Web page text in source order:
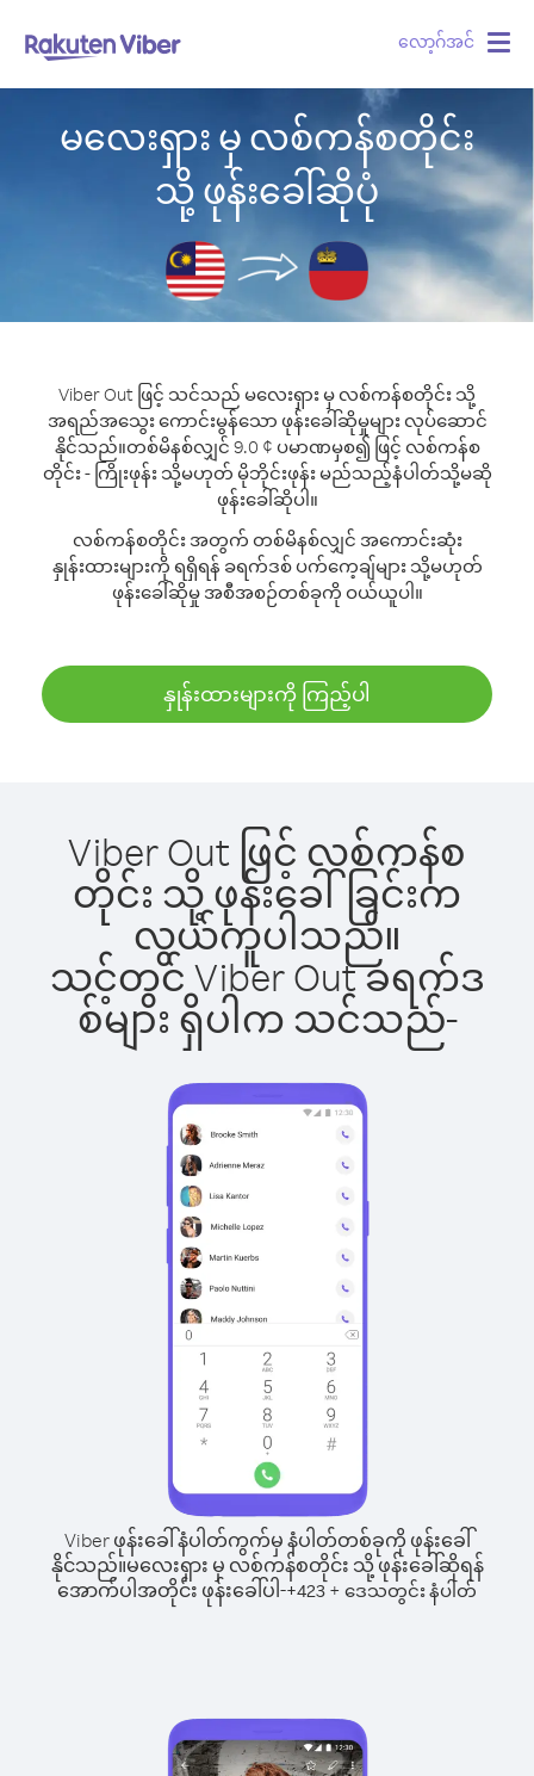
လော့ဂ်အင်
မလေးရှား မှ လစ်ကန်စတိုင်း
သို့ ဖုန်းခေါ်ဆိုပုံ
Viber Out ဖြင့် သင်သည် မလေးရှား မှ လစ်ကန်စတိုင်း သို့
အရည်အသွေး ကောင်းမွန်သော ဖုန်းခေါ်ဆိုမှုများ လုပ်ဆောင်
နိုင်သည်။တစ်မိနစ်လျှင် 9.0 ¢ ပမာဏမှစ၍ ဖြင့် လစ်ကန်စ
တိုင်း - ကြိုးဖုန်း သို့မဟုတ် မိုဘိုင်းဖုန်း မည်သည့်နံပါတ်သို့မဆို
ဖုန်းခေါ်ဆိုပါ။
လစ်ကန်စတိုင်း အတွက် တစ်မိနစ်လျှင် အကောင်းဆုံး
နှုန်းထားများကို ရရှိရန် ခရက်ဒစ် ပက်ကေ့ချ်များ သို့မဟုတ်
ဖုန်းခေါ်ဆိုမှု အစီအစဉ်တစ်ခုကို ဝယ်ယူပါ။
နှုန်းထားများကို ကြည့်ပါ
Viber Out ဖြင့် လစ်ကန်စ
တိုင်း သို့ ဖုန်းခေါ်ခြင်းက
လွယ်ကူပါသည်။
သင့်တွင် Viber Out ခရက်ဒ
စ်များ ရှိပါက သင်သည်-
Viber ဖုန်းခေါ်နံပါတ်ကွက်မှ နံပါတ်တစ်ခုကို ဖုန်းခေါ်
နိုင်သည်။မလေးရှား မှ လစ်ကန်စတိုင်း သို့ ဖုန်းခေါ်ဆိုရန်
အောက်ပါအတိုင်း ဖုန်းခေါ်ပါ-+423+ ဒေသတွင်း နံပါတ်